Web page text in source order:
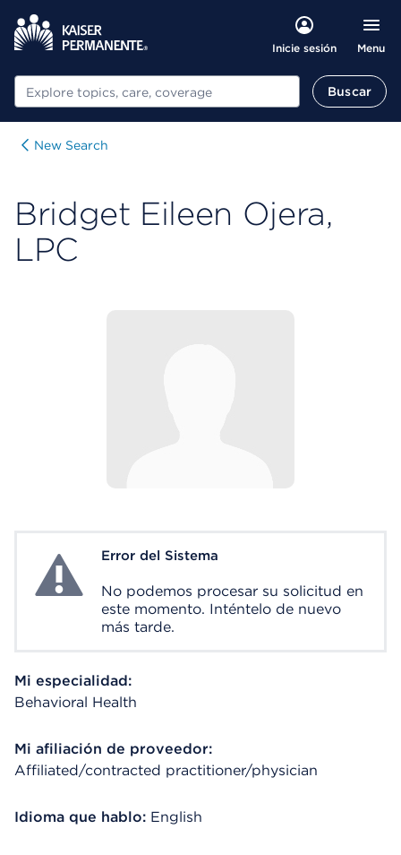
Inicie sesión Menu
Buscar Buscar
New Search
Bridget Eileen Ojera,
LPC
System ErrorError del Sistema
No podemos procesar su solicitud en
este momento. Inténtelo de nuevo
más tarde.
Mi especialidad:
Behavioral Health
Mi afiliación de proveedor:
Affiliated/contracted practitioner/physician
Idioma que hablo: English